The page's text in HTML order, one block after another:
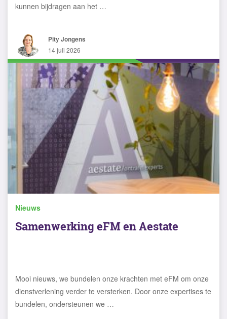
kunnen bijdragen aan het …
Pity Jongens
14 juli 2026
Nieuws
Samenwerking eFM en Aestate
Mooi nieuws, we bundelen onze krachten met eFM om onze
dienstverlening verder te versterken. Door onze expertises te
bundelen, ondersteunen we …